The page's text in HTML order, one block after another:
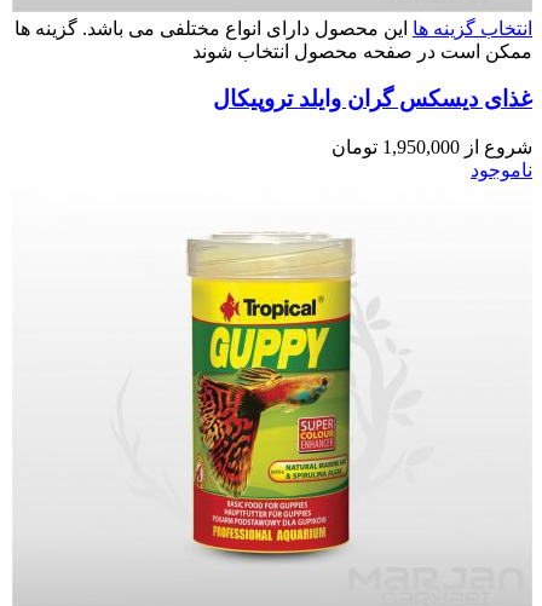
انتخاب گزینه ها این محصول دارای انواع مختلفی می باشد. گزینه ها
ممکن است در صفحه محصول انتخاب شوند
غذای دیسکس گران وایلد تروپیکال
شروع از 1,950,000 تومان
ناموجود